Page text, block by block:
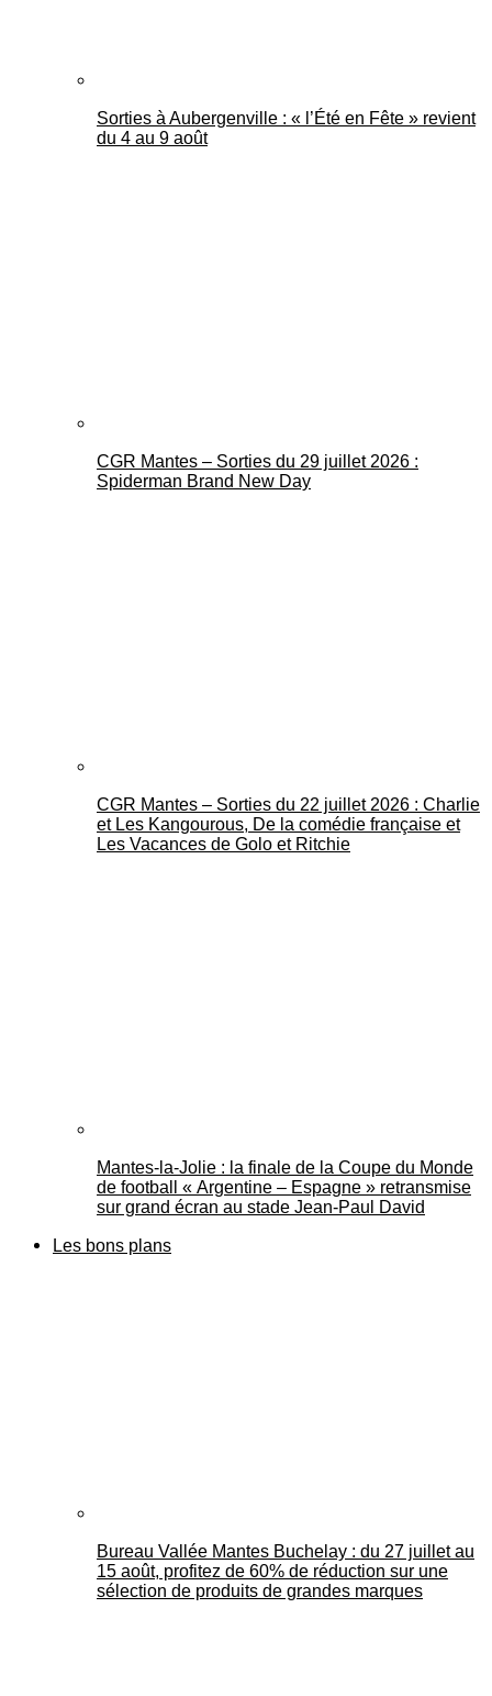
Sorties à Aubergenville : « l’Été en Fête » revient
du 4 au 9 août
CGR Mantes – Sorties du 29 juillet 2026 :
Spiderman Brand New Day
CGR Mantes – Sorties du 22 juillet 2026 : Charlie
et Les Kangourous, De la comédie française et
Les Vacances de Golo et Ritchie
Mantes-la-Jolie : la finale de la Coupe du Monde
de football « Argentine – Espagne » retransmise
sur grand écran au stade Jean-Paul David
Les bons plans
Bureau Vallée Mantes Buchelay : du 27 juillet au
15 août, profitez de 60% de réduction sur une
sélection de produits de grandes marques